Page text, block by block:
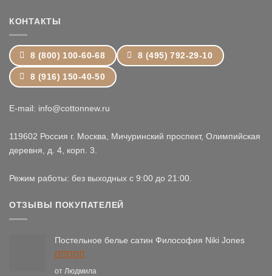
КОНТАКТЫ
8 (800) 100-60-68 8 (495) 792-29-10
8 (916) 150-40-50
E-mail: info@cottonnew.ru
119602 Россия г. Москва, Мичуринский проспект, Олимпийская
деревня, д. 4, корп. 3.
Режим работы: без выходных с 9:00 до 21:00.
ОТЗЫВЫ ПОКУПАТЕЛЕЙ
Постельное белье сатин Философия Niki Jones
Оценка5
от Людмила